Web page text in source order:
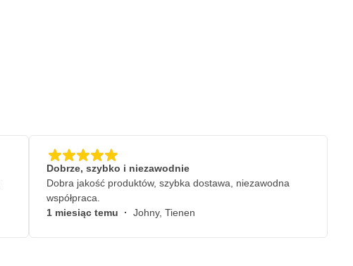
Dobrze, szybko i niezawodnie
Dobra jakość produktów, szybka dostawa, niezawodna
współpraca.
1 miesiąc temu · Johny, Tienen